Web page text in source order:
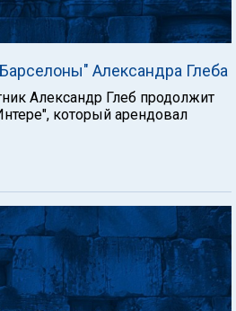
Александра Глеба
Александр Глеб продолжит
который арендовал